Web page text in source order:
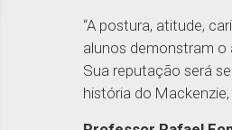
“A postura, atitude,
alunos demonstram
Sua reputação será
história do